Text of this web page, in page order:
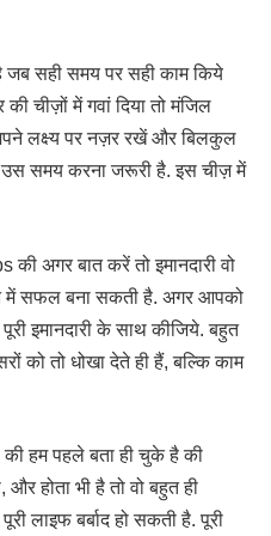
जब सही समय पर सही काम किये
चीज़ों में गवां दिया तो मंजिल
लक्ष्य पर नज़र रखें और बिलकुल
समय करना जरूरी है. इस चीज़ में
अगर बात करें तो इमानदारी वो
में सफल बना सकती है. अगर आपको
इमानदारी के साथ कीजिये. बहुत
को तो धोखा देते ही हैं, बल्कि काम
की हम पहले बता ही चुके है की
और होता भी है तो वो बहुत ही
लाइफ बर्बाद हो सकती है. पूरी